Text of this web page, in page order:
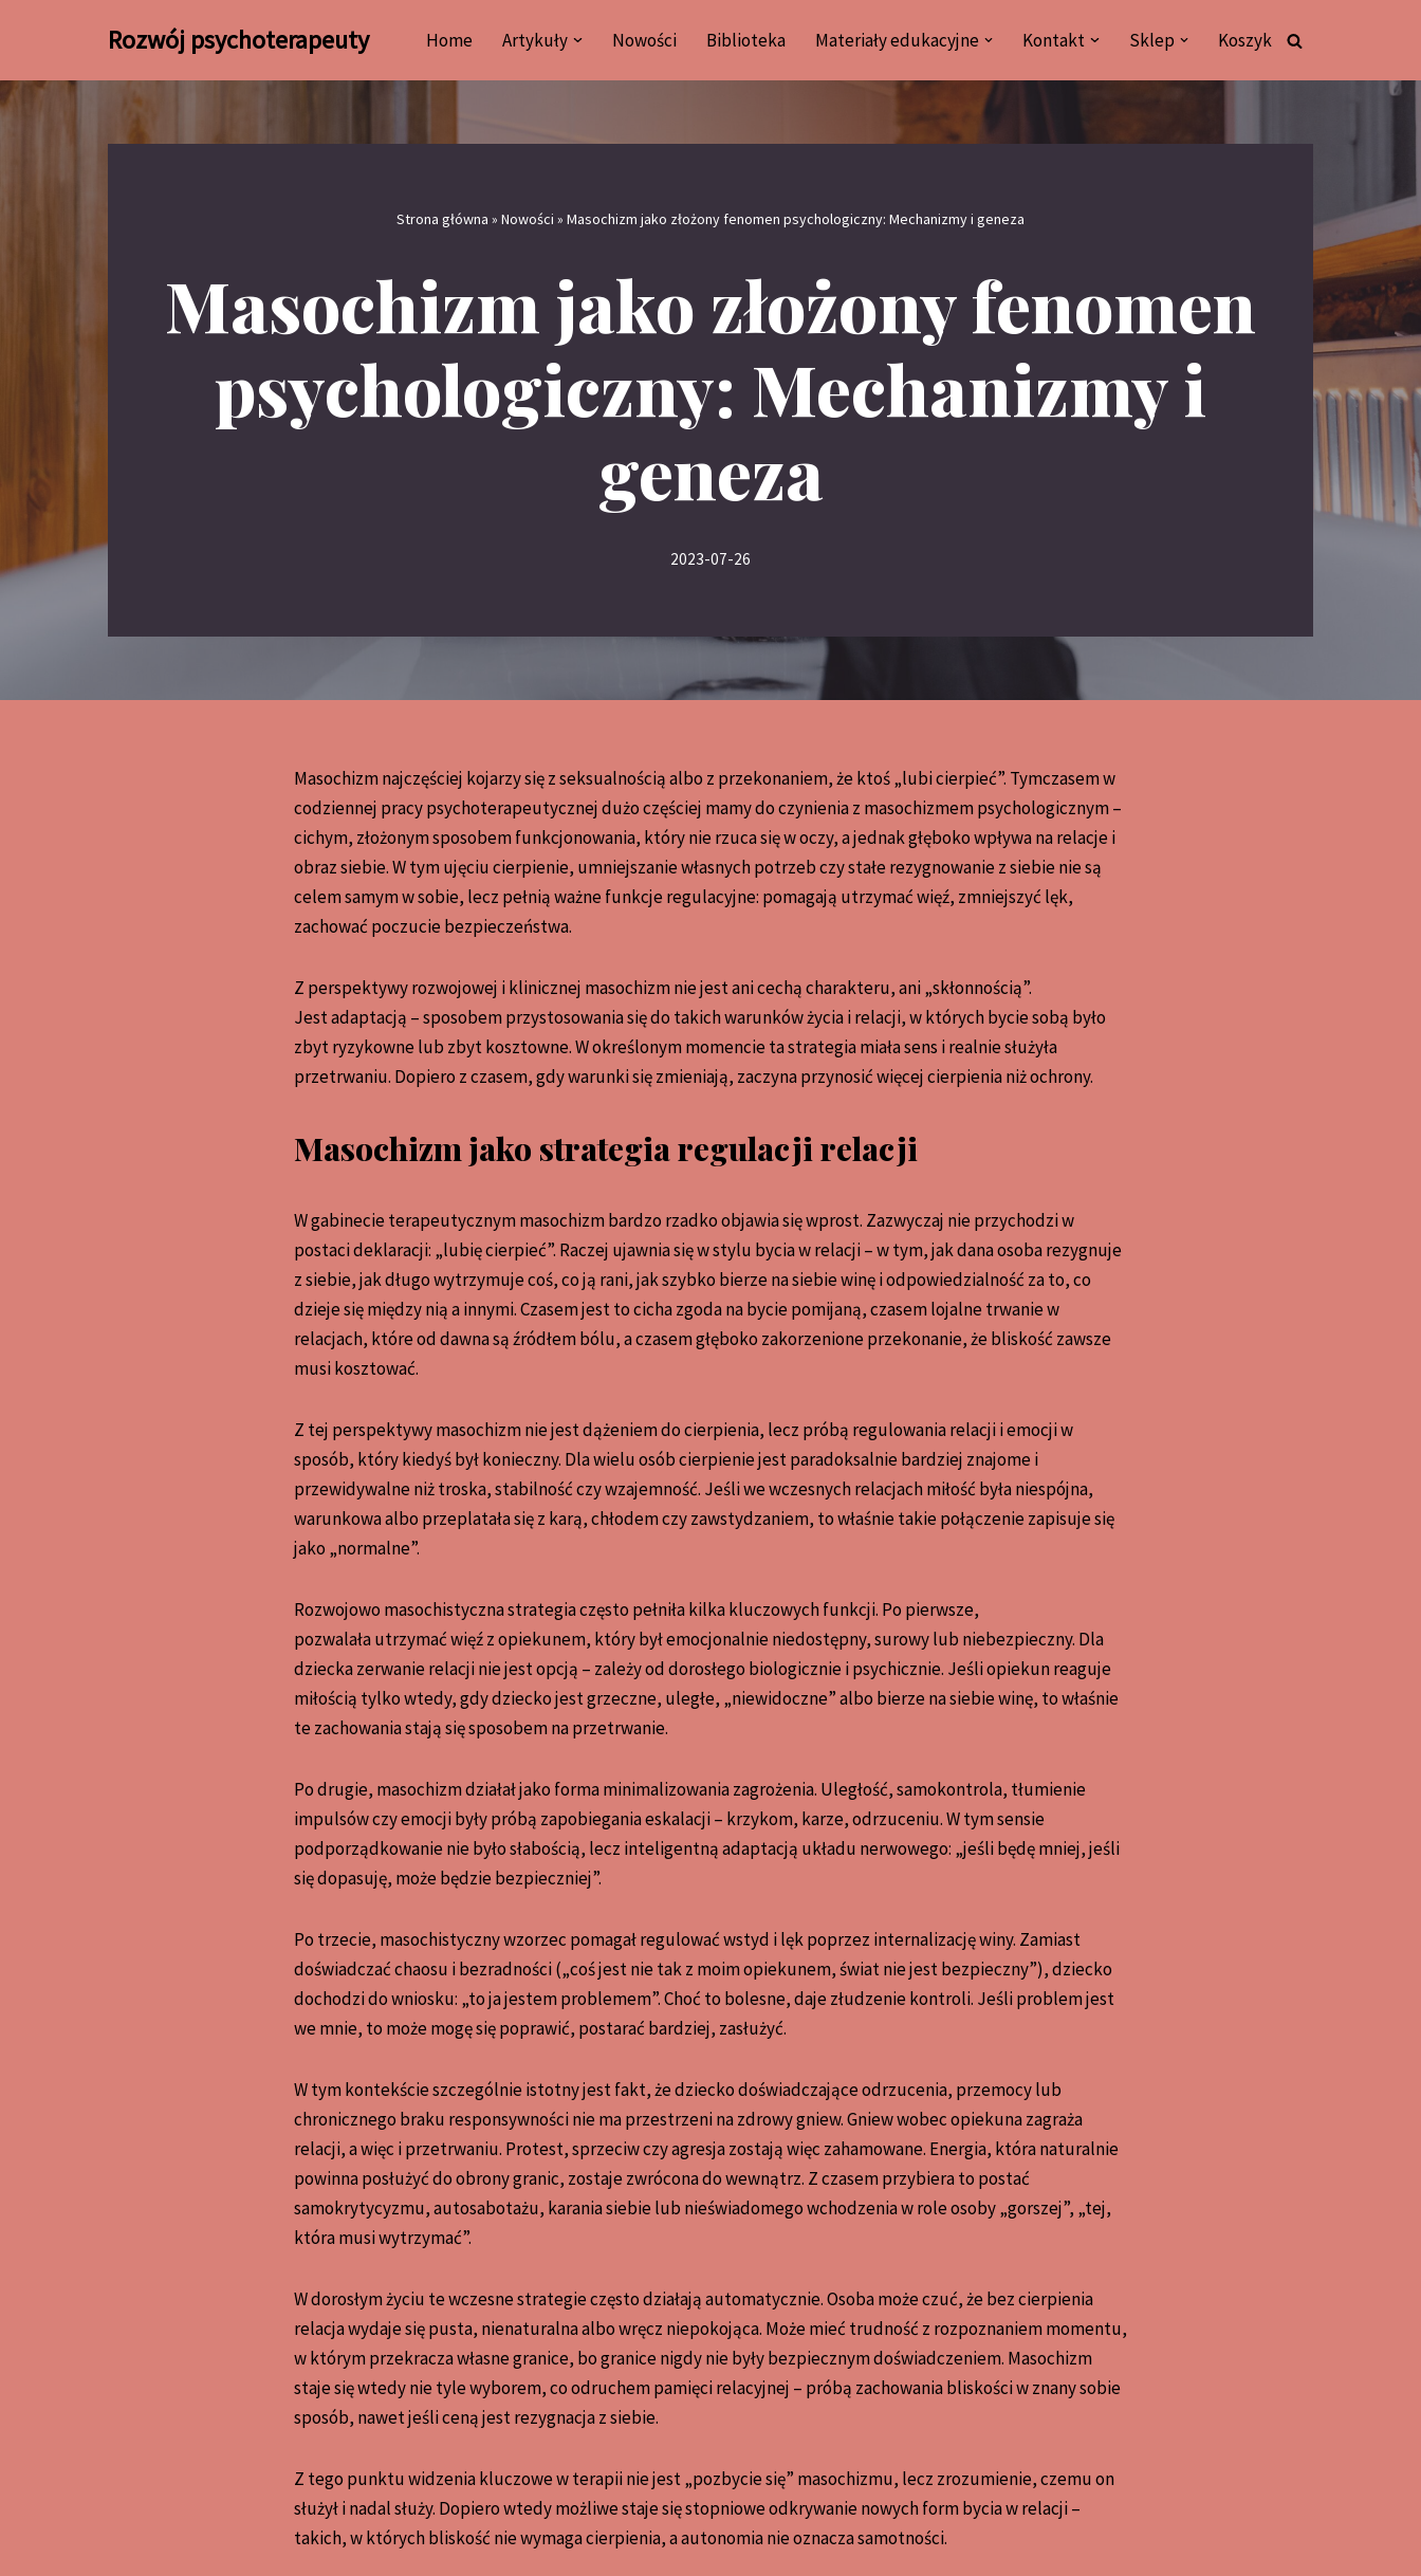
do
Rozwój psychoterapeuty Home Artykuły Nowości Biblioteka Materiały edukacyjne Kontakt Sklep Koszyk
Strona główna » Nowości » Masochizm jako złożony fenomen psychologiczny: Mechanizmy i geneza
Masochizm jako złożony fenomen
psychologiczny: Mechanizmy i
geneza
2023-07-26
Masochizm najczęściej kojarzy się z seksualnością albo z przekonaniem, że ktoś „lubi cierpieć”. Tymczasem w
codziennej pracy psychoterapeutycznej dużo częściej mamy do czynienia z masochizmem psychologicznym –
cichym, złożonym sposobem funkcjonowania, który nie rzuca się w oczy, a jednak głęboko wpływa na relacje i
obraz siebie. W tym ujęciu cierpienie, umniejszanie własnych potrzeb czy stałe rezygnowanie z siebie nie są
celem samym w sobie, lecz pełnią ważne funkcje regulacyjne: pomagają utrzymać więź, zmniejszyć lęk,
zachować poczucie bezpieczeństwa.
Z perspektywy rozwojowej i klinicznej masochizm nie jest ani cechą charakteru, ani „skłonnością”.
Jest adaptacją – sposobem przystosowania się do takich warunków życia i relacji, w których bycie sobą było
zbyt ryzykowne lub zbyt kosztowne. W określonym momencie ta strategia miała sens i realnie służyła
przetrwaniu. Dopiero z czasem, gdy warunki się zmieniają, zaczyna przynosić więcej cierpienia niż ochrony.
Masochizm jako strategia regulacji relacji
W gabinecie terapeutycznym masochizm bardzo rzadko objawia się wprost. Zazwyczaj nie przychodzi w
postaci deklaracji: „lubię cierpieć”. Raczej ujawnia się w stylu bycia w relacji – w tym, jak dana osoba rezygnuje
z siebie, jak długo wytrzymuje coś, co ją rani, jak szybko bierze na siebie winę i odpowiedzialność za to, co
dzieje się między nią a innymi. Czasem jest to cicha zgoda na bycie pomijaną, czasem lojalne trwanie w
relacjach, które od dawna są źródłem bólu, a czasem głęboko zakorzenione przekonanie, że bliskość zawsze
musi kosztować.
Z tej perspektywy masochizm nie jest dążeniem do cierpienia, lecz próbą regulowania relacji i emocji w
sposób, który kiedyś był konieczny. Dla wielu osób cierpienie jest paradoksalnie bardziej znajome i
przewidywalne niż troska, stabilność czy wzajemność. Jeśli we wczesnych relacjach miłość była niespójna,
warunkowa albo przeplatała się z karą, chłodem czy zawstydzaniem, to właśnie takie połączenie zapisuje się
jako „normalne”.
Rozwojowo masochistyczna strategia często pełniła kilka kluczowych funkcji. Po pierwsze,
pozwalała utrzymać więź z opiekunem, który był emocjonalnie niedostępny, surowy lub niebezpieczny. Dla
dziecka zerwanie relacji nie jest opcją – zależy od dorosłego biologicznie i psychicznie. Jeśli opiekun reaguje
miłością tylko wtedy, gdy dziecko jest grzeczne, uległe, „niewidoczne” albo bierze na siebie winę, to właśnie
te zachowania stają się sposobem na przetrwanie.
Po drugie, masochizm działał jako forma minimalizowania zagrożenia. Uległość, samokontrola, tłumienie
impulsów czy emocji były próbą zapobiegania eskalacji – krzykom, karze, odrzuceniu. W tym sensie
podporządkowanie nie było słabością, lecz inteligentną adaptacją układu nerwowego: „jeśli będę mniej, jeśli
się dopasuję, może będzie bezpieczniej”.
Po trzecie, masochistyczny wzorzec pomagał regulować wstyd i lęk poprzez internalizację winy. Zamiast
doświadczać chaosu i bezradności („coś jest nie tak z moim opiekunem, świat nie jest bezpieczny”), dziecko
dochodzi do wniosku: „to ja jestem problemem”. Choć to bolesne, daje złudzenie kontroli. Jeśli problem jest
we mnie, to może mogę się poprawić, postarać bardziej, zasłużyć.
W tym kontekście szczególnie istotny jest fakt, że dziecko doświadczające odrzucenia, przemocy lub
chronicznego braku responsywności nie ma przestrzeni na zdrowy gniew. Gniew wobec opiekuna zagraża
relacji, a więc i przetrwaniu. Protest, sprzeciw czy agresja zostają więc zahamowane. Energia, która naturalnie
powinna posłużyć do obrony granic, zostaje zwrócona do wewnątrz. Z czasem przybiera to postać
samokrytycyzmu, autosabotażu, karania siebie lub nieświadomego wchodzenia w role osoby „gorszej”, „tej,
która musi wytrzymać”.
W dorosłym życiu te wczesne strategie często działają automatycznie. Osoba może czuć, że bez cierpienia
relacja wydaje się pusta, nienaturalna albo wręcz niepokojąca. Może mieć trudność z rozpoznaniem momentu,
w którym przekracza własne granice, bo granice nigdy nie były bezpiecznym doświadczeniem. Masochizm
staje się wtedy nie tyle wyborem, co odruchem pamięci relacyjnej – próbą zachowania bliskości w znany sobie
sposób, nawet jeśli ceną jest rezygnacja z siebie.
Z tego punktu widzenia kluczowe w terapii nie jest „pozbycie się” masochizmu, lecz zrozumienie, czemu on
służył i nadal służy. Dopiero wtedy możliwe staje się stopniowe odkrywanie nowych form bycia w relacji –
takich, w których bliskość nie wymaga cierpienia, a autonomia nie oznacza samotności.